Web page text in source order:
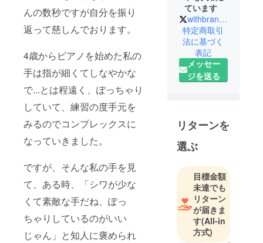
んの数秒ですが自分を振り
返って慈しんでおります。
4歳からピアノを始めた私の
手は指が細くてしなやかな
で...とは程遠く、ぽっちゃり
していて、練習の度手元を
みるのでコンプレックスに
なっていきました。
ですが、そんな私の手を見
て、ある時、「シワが少な
くて素敵な手だね、ぽっ
ちゃりしているのがいい
じゃん」と知人に褒められ
ています
withbrand_jp
特定商取引
法に基づく
表記
メッセー
ジを送る
リターンを
選ぶ
目標金額
未達でも
リターン
が届きま
す(All-in
方式)